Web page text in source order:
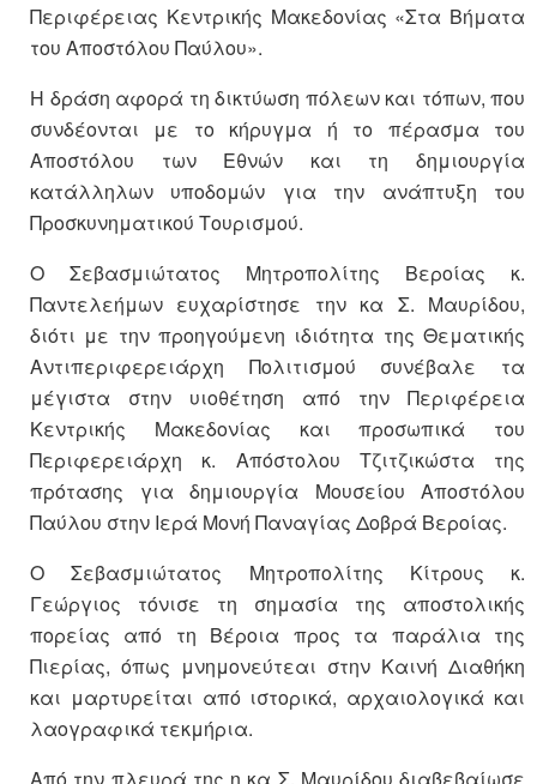
Περιφέρειας Κεντρικής Μακεδονίας «Στα Βήματα
του Αποστόλου Παύλου».
Η δράση αφορά τη δικτύωση πόλεων και τόπων, που
συνδέονται με το κήρυγμα ή το πέρασμα του
Αποστόλου των Εθνών και τη δημιουργία
κατάλληλων υποδομών για την ανάπτυξη του
Προσκυνηματικού Τουρισμού.
Ο Σεβασμιώτατος Μητροπολίτης Βεροίας κ.
Παντελεήμων ευχαρίστησε την κα Σ. Μαυρίδου,
διότι με την προηγούμενη ιδιότητα της Θεματικής
Αντιπεριφερειάρχη Πολιτισμού συνέβαλε τα
μέγιστα στην υιοθέτηση από την Περιφέρεια
Κεντρικής Μακεδονίας και προσωπικά του
Περιφερειάρχη κ. Απόστολου Τζιτζικώστα της
πρότασης για δημιουργία Μουσείου Αποστόλου
Παύλου στην Ιερά Μονή Παναγίας Δοβρά Βεροίας.
Ο Σεβασμιώτατος Μητροπολίτης Κίτρους κ.
Γεώργιος τόνισε τη σημασία της αποστολικής
πορείας από τη Βέροια προς τα παράλια της
Πιερίας, όπως μνημονεύτεαι στην Καινή Διαθήκη
και μαρτυρείται από ιστορικά, αρχαιολογικά και
λαογραφικά τεκμήρια.
Από την πλευρά της η κα Σ. Μαυρίδου διαβεβαίωσε